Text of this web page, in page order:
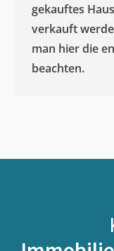
gekauftes
verkauft
man hier die
beachten.